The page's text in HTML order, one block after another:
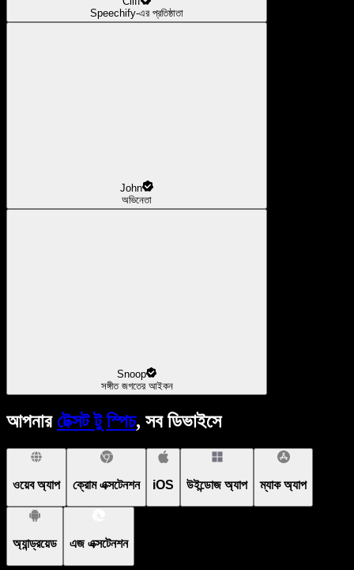
Speechify-এর প্রতিষ্ঠাতা
John
অভিনেতা
Snoop
সঙ্গীত জগতের আইকন
আপনার টেক্সট টু স্পিচ, সব ডিভাইসে
ওয়েব অ্যাপ ক্রোম এক্সটেনশন iOS উইন্ডোজ অ্যাপ ম্যাক অ্যাপ
অ্যান্ড্রয়েড এজ এক্সটেনশন